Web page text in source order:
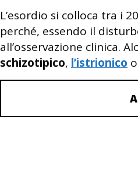
L’esordio si colloca tra i
perché, essendo il
all’osservazione clinica.
schizotipico, l’istrionico